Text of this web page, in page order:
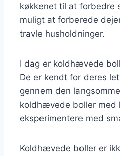
køkkenet til at forbedre
muligt at forberede
travle husholdninger.
I dag er koldhævede
De er kendt for deres
gennem den
koldhævede boller med
eksperimentere med
Koldhævede boller er